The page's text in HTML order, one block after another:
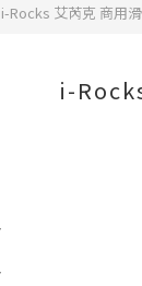
i-Rocks 艾芮克 商用
i-